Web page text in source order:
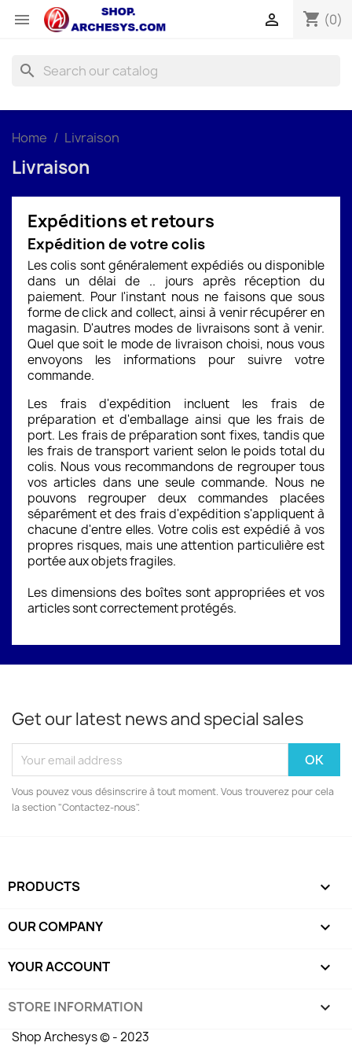
 shopping_cart (0)

search
Home Livraison
Livraison
Expéditions et retours
Expédition de votre colis
Les colis sont généralement expédiés ou disponible
dans un délai de .. jours après réception du
paiement. Pour l'instant nous ne faisons que sous
forme de click and collect, ainsi à venir récupérer en
magasin. D'autres modes de livraisons sont à venir.
Quel que soit le mode de livraison choisi, nous vous
envoyons les informations pour suivre votre
commande.
Les frais d'expédition incluent les frais de
préparation et d'emballage ainsi que les frais de
port. Les frais de préparation sont fixes, tandis que
les frais de transport varient selon le poids total du
colis. Nous vous recommandons de regrouper tous
vos articles dans une seule commande. Nous ne
pouvons regrouper deux commandes placées
séparément et des frais d'expédition s'appliquent à
chacune d'entre elles. Votre colis est expédié à vos
propres risques, mais une attention particulière est
portée aux objets fragiles.
Les dimensions des boîtes sont appropriées et vos
articles sont correctement protégés.
Get our latest news and special sales
Vous pouvez vous désinscrire à tout moment. Vous trouverez pour cela
la section "Contactez-nous".
PRODUCTS 
OUR COMPANY 
YOUR ACCOUNT 
STORE INFORMATION keyboard_arrow_down
Shop Archesys © - 2023